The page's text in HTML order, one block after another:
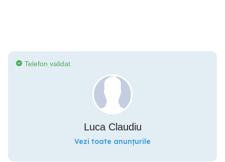
Telefon validat
Luca Claudiu
Vezi toate anunțurile